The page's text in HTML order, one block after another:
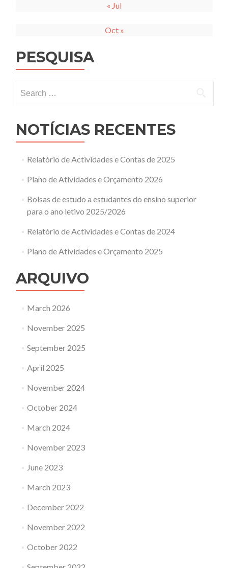
« Jul
Oct »
PESQUISA
for:
NOTÍCIAS RECENTES
Relatório de Actividades e Contas de 2025
Plano de Atividades e Orçamento 2026
Bolsas de estudo a estudantes do ensino superior
para o ano letivo 2025/2026
Relatório de Actividades e Contas de 2024
Plano de Atividades e Orçamento 2025
ARQUIVO
March 2026
November 2025
September 2025
April 2025
November 2024
October 2024
March 2024
November 2023
June 2023
March 2023
December 2022
November 2022
October 2022